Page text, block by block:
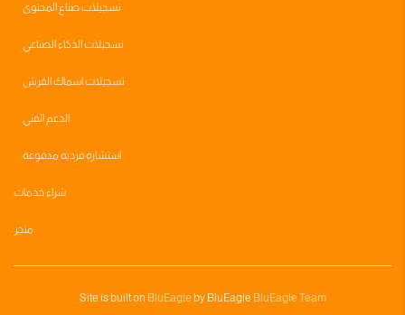
تسجيلات صناع المحتوى
تسجيلات الذكاء الصناعي
تسجيلات اسماك القرش
الدعم الفني
استشاره فرديه مدفوعة
شراء خدمات
متجر
Site is built on BluEagle by BluEagle BluEagle Team